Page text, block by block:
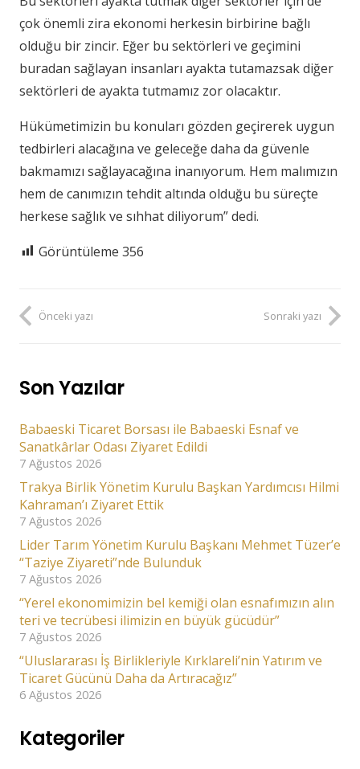
çok önemli zira ekonomi herkesin birbirine bağlı
olduğu bir zincir. Eğer bu sektörleri ve geçimini
buradan sağlayan insanları ayakta tutamazsak diğer
sektörleri de ayakta tutmamız zor olacaktır.
Hükümetimizin bu konuları gözden geçirerek uygun
tedbirleri alacağına ve geleceğe daha da güvenle
bakmamızı sağlayacağına inanıyorum. Hem malımızın
hem de canımızın tehdit altında olduğu bu süreçte
herkese sağlık ve sıhhat diliyorum” dedi.
Görüntüleme 356
Önceki yazı Sonraki yazı
Son Yazılar
Babaeski Ticaret Borsası ile Babaeski Esnaf ve
Sanatkârlar Odası Ziyaret Edildi
7 Ağustos 2026
Trakya Birlik Yönetim Kurulu Başkan Yardımcısı Hilmi
Kahraman’ı Ziyaret Ettik
7 Ağustos 2026
Lider Tarım Yönetim Kurulu Başkanı Mehmet Tüzer’e
“Taziye Ziyareti”nde Bulunduk
7 Ağustos 2026
“Yerel ekonomimizin bel kemiği olan esnafımızın alın
teri ve tecrübesi ilimizin en büyük gücüdür”
7 Ağustos 2026
“Uluslararası İş Birlikleriyle Kırklareli’nin Yatırım ve
Ticaret Gücünü Daha da Artıracağız”
6 Ağustos 2026
Kategoriler